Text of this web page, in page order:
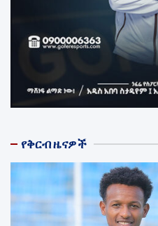
የቅርብ ዜናዎች